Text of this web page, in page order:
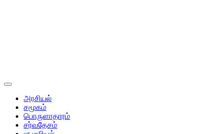
அரசியல்
சமூகம்
பொருளாதாரம்
சர்வதேசம்